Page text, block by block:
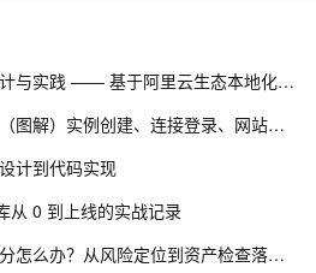
租赁电商系统全链路架构设计与实践 —— 基于阿里云生态本地化部署解决方案
阿里云轻量服务器使用教程（图解）实例创建、连接登录、网站搭建及应用部署全流程
计到代码实现
从 0 到上线的实战记录
阿里云国际站：安全评分掉分怎么办？从风险定位到资产检查落地方法